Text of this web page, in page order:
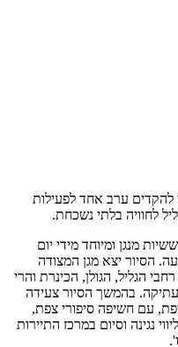
להקדים ערב אחד לפעילות
לחוויה בלתי נשכחת.
מנגן ומיוחד מידי יום
הסיור יצא מגן המצודה
הגליל, הגולן, הכינרת והרי
עתיקה. בהמשך הסיור צעידה
עם חשיפה סיפורי צפת,
נגינה וסיום במרכז התיירות